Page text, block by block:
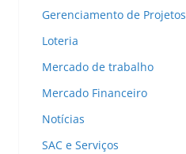
Gerenciamento de Projetos
Loteria
Mercado de trabalho
Mercado Financeiro
Notícias
SAC e Serviços